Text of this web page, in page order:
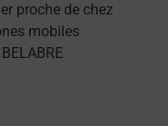
proche de chez
mobiles